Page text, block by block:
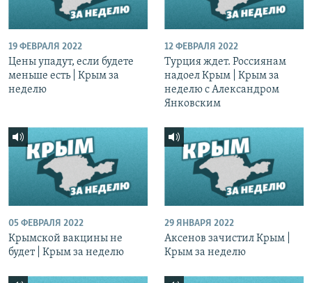
19 ФЕВРАЛЯ 2022
Цены упадут, если будете
меньше есть | Крым за
неделю
12 ФЕВРАЛЯ 2022
Турция ждет. Россиянам
надоел Крым | Крым за
неделю с Александром
Янковским
05 ФЕВРАЛЯ 2022
Крымской вакцины не
будет | Крым за неделю
29 ЯНВАРЯ 2022
Аксенов зачистил Крым |
Крым за неделю